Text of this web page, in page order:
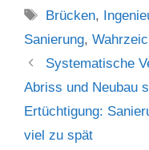
Schlagwörter
Brücken,
Sanierung,
Systematische
Abriss und Neubau
Ertüchtigung:
viel zu spät